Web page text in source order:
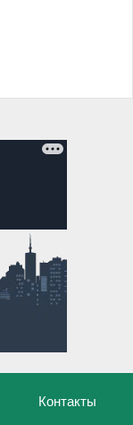
Контакты